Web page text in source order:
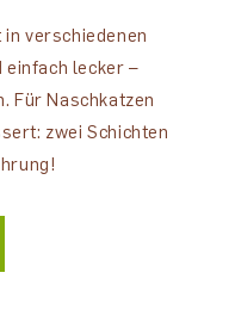
verschiedenen
lecker –
Für Naschkatzen
zwei Schichten